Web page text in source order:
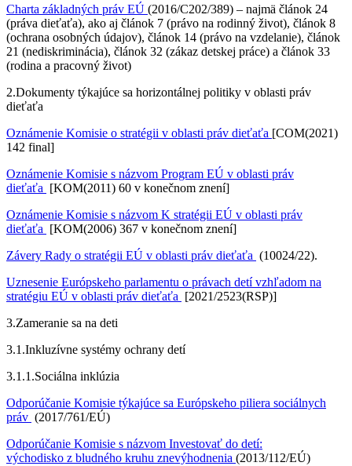
Charta základných práv EÚ (2016/C202/389) – najmä článok 24
(práva dieťaťa), ako aj článok 7 (právo na rodinný život), článok 8
(ochrana osobných údajov), článok 14 (právo na vzdelanie), článok
21 (nediskriminácia), článok 32 (zákaz detskej práce) a článok 33
(rodina a pracovný život)
2.Dokumenty týkajúce sa horizontálnej politiky v oblasti práv
dieťaťa
Oznámenie Komisie o stratégii v oblasti práv dieťaťa [COM(2021)
142 final]
Oznámenie Komisie s názvom Program EÚ v oblasti práv
dieťaťa [KOM(2011) 60 v konečnom znení]
Oznámenie Komisie s názvom K stratégii EÚ v oblasti práv
dieťaťa [KOM(2006) 367 v konečnom znení]
Závery Rady o stratégii EÚ v oblasti práv dieťaťa (10024/22).
Uznesenie Európskeho parlamentu o právach detí vzhľadom na
stratégiu EÚ v oblasti práv dieťaťa [2021/2523(RSP)]
3.Zameranie sa na deti
3.1.Inkluzívne systémy ochrany detí
3.1.1.Sociálna inklúzia
Odporúčanie Komisie týkajúce sa Európskeho piliera sociálnych
práv (2017/761/EÚ)
Odporúčanie Komisie s názvom Investovať do detí:
východisko z bludného kruhu znevýhodnenia (2013/112/EÚ)